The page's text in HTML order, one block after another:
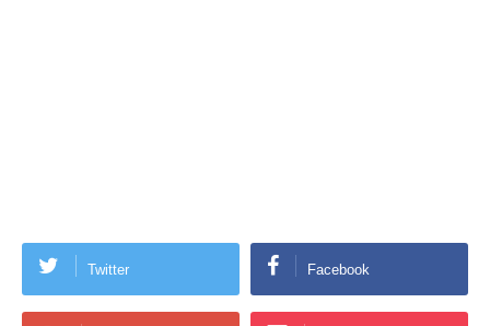
Twitter Facebook